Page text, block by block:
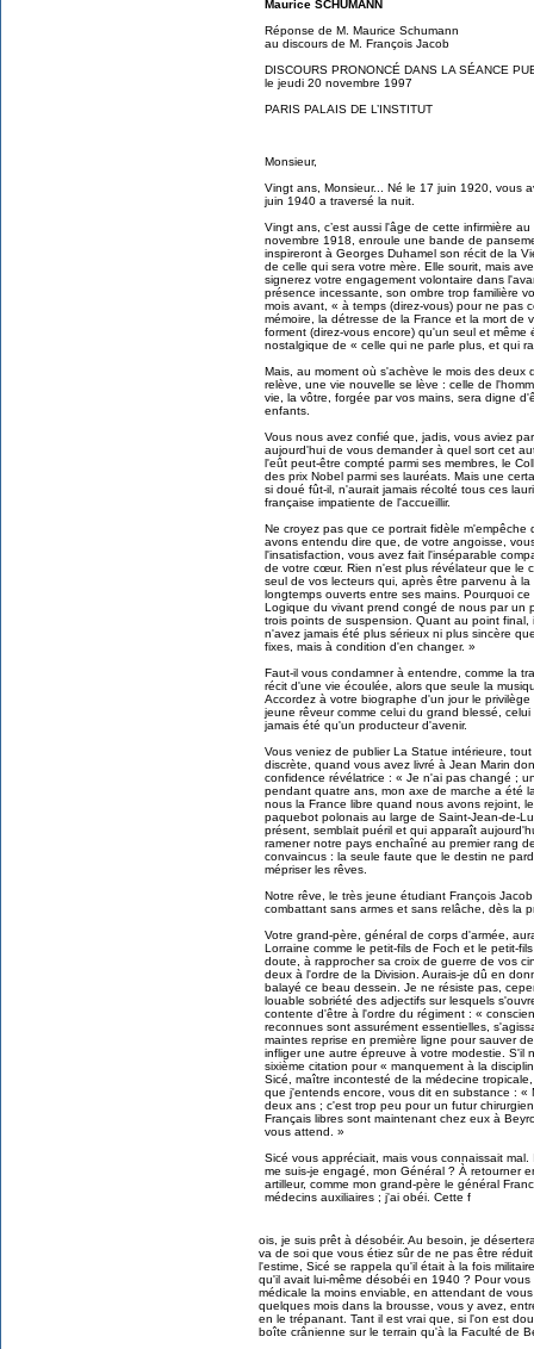
Maurice SCHUMANN
Réponse de M. Maurice Schumann
au discours de M. François Jacob
DISCOURS PRONONCÉ DANS LA SÉANCE
le jeudi 20 novembre 1997
PARIS PALAIS DE L’INSTITUT
Monsieur,
Vingt ans, Monsieur... Né le 17 juin 1920, vous
juin 1940 a traversé la nuit.
Vingt ans, c’est aussi l'âge de cette infirmière
novembre 1918, enroule une bande de
inspireront à Georges Duhamel son récit de la
de celle qui sera votre mère. Elle sourit, mais
signerez votre engagement volontaire dans
présence incessante, son ombre trop familière
mois avant, « à temps (direz-vous) pour ne pas
mémoire, la détresse de la France et la mort de
forment (direz-vous encore) qu'un seul et
nostalgique de « celle qui ne parle plus, et qui
Mais, au moment où s'achève le mois des
relève, une vie nouvelle se lève : celle de
vie, la vôtre, forgée par vos mains, sera digne
enfants.
Vous nous avez confié que, jadis, vous aviez
aujourd'hui de vous demander à quel sort cet
l'eût peut-être compté parmi ses membres, le
des prix Nobel parmi ses lauréats. Mais une
si doué fût-il, n'aurait jamais récolté tous ces
française impatiente de l'accueillir.
Ne croyez pas que ce portrait fidèle
avons entendu dire que, de votre angoisse,
l'insatisfaction, vous avez fait l'inséparable
de votre cœur. Rien n'est plus révélateur que le
seul de vos lecteurs qui, après être parvenu à
longtemps ouverts entre ses mains. Pourquoi
Logique du vivant prend congé de nous par un
trois points de suspension. Quant au point
n'avez jamais été plus sérieux ni plus sincère
fixes, mais à condition d'en changer. »
Faut-il vous condamner à entendre, comme la
récit d'une vie écoulée, alors que seule la
Accordez à votre biographe d'un jour le
jeune rêveur comme celui du grand blessé,
jamais été qu'un producteur d'avenir.
Vous veniez de publier La Statue intérieure,
discrète, quand vous avez livré à Jean Marin
confidence révélatrice : « Je n'ai pas changé ;
pendant quatre ans, mon axe de marche a été
nous la France libre quand nous avons rejoint,
paquebot polonais au large de Saint-Jean-de-
présent, semblait puéril et qui apparaît
ramener notre pays enchaîné au premier rang
convaincus : la seule faute que le destin ne
mépriser les rêves.
Notre rêve, le très jeune étudiant François
combattant sans armes et sans relâche, dès la
Votre grand-père, général de corps d'armée,
Lorraine comme le petit-fils de Foch et le petit-
doute, à rapprocher sa croix de guerre de vos
deux à l'ordre de la Division. Aurais-je dû en
balayé ce beau dessein. Je ne résiste pas,
louable sobriété des adjectifs sur lesquels
contente d'être à l'ordre du régiment : «
reconnues sont assurément essentielles,
maintes reprise en première ligne pour sauver
infliger une autre épreuve à votre modestie. S'il
sixième citation pour « manquement à la
Sicé, maître incontesté de la médecine
que j'entends encore, vous dit en substance :
deux ans ; c'est trop peu pour un futur
Français libres sont maintenant chez eux à
vous attend. »
Sicé vous appréciait, mais vous connaissait
me suis-je engagé, mon Général ? À retourner
artilleur, comme mon grand-père le général
médecins auxiliaires ; j'ai obéi. Cette f
ois, je suis prêt à désobéir. Au besoin, je
va de soi que vous étiez sûr de ne pas être
l'estime, Sicé se rappela qu'il était à la fois
qu'il avait lui-même désobéi en 1940 ? Pour
médicale la moins enviable, en attendant de
quelques mois dans la brousse, vous y avez,
en le trépanant. Tant il est vrai que, si l'on est
boîte crânienne sur le terrain qu'à la Faculté de